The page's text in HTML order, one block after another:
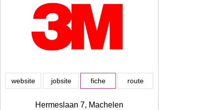
website jobsite fiche route
Hermeslaan 7, Machelen